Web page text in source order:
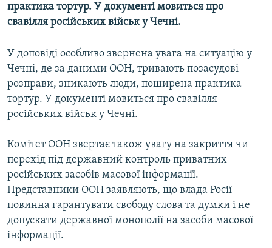
ФОТО
СПЕЦПРОЄКТИ
ПОДКАСТИ
КРИМ РЕАЛІЇ
РУС
КТАТ
ДОЛУЧАЙСЯ!
практика тортур. У документі мовиться про
свавілля російських військ у Чечні.
У доповіді особливо звернена увага на ситуацію у
Чечні, де за даними ООН, тривають позасудові
розправи, зникають люди, поширена практика
тортур. У документі мовиться про свавілля
російських військ у Чечні.
Комітет ООН звертає також увагу на закриття чи
перехід під державний контроль приватних
російських засобів масової інформації.
Представники ООН заявляють, що влада Росії
повинна гарантувати свободу слова та думки і не
допускати державної монополії на засоби масової
інформації.